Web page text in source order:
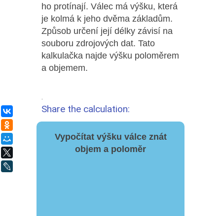
ho protínají. Válec má výšku, která
je kolmá k jeho dvěma základům.
Způsob určení její délky závisí na
souboru zdrojových dat. Tato
kalkulačka najde výšku poloměrem
a objemem.
Share the calculation:
Vypočítat výšku válce znát
objem a poloměr
ВКонтакте
Одноклассники